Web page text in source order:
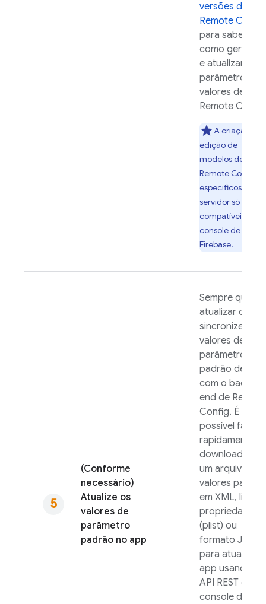
versões de
Remote Config
para saber
como
e atualizar
parâmetros e
valores de
Remote Config
A criação e
edição de
modelos de
Remote Config
específicos do
servidor só são
compatíveis com
console de
Firebase.
(Conforme
necessário)
Atualize os
valores de
parâmetro
padrão no app
Sempre que
atualizar o app,
sincronize os
valores de
parâmetro
padrão dele
com o back-
end de Remote
Config. É
possível fazer
rapidamente o
download de
um arquivo de
valores padrão
em XML, lista
propriedades
(plist) ou
formato JSON
para atualizar
app usando a
API REST e o
console de